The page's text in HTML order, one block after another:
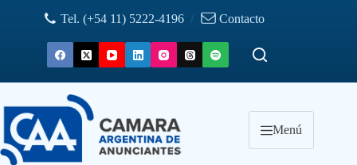
Tel. (+54 11) 5222-4196 / Contacto
Menú